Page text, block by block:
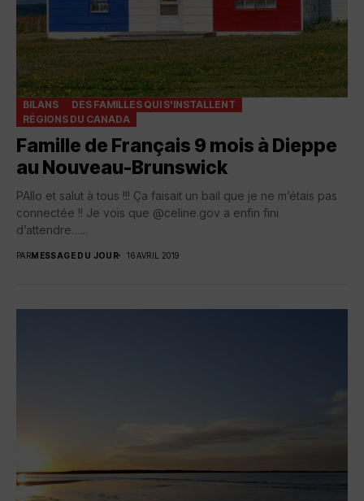
BILANS
DES FAMILLES QUI S'INSTALLENT
RÉGIONS DU CANADA
Famille de Français 9 mois à Dieppe
au Nouveau-Brunswick
PAllo et salut à tous !!! Ça faisait un bail que je ne m’étais pas
connectée !! Je vois que @celine.gov a enfin fini
d’attendre…...
PARMESSAGE DU JOUR 16 AVRIL 2019